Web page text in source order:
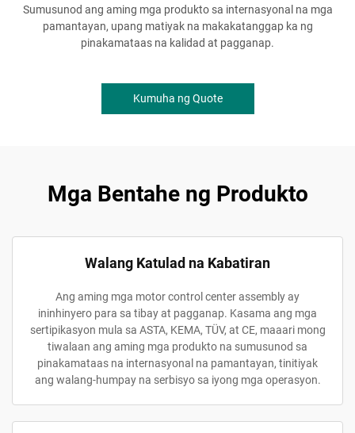
Sumusunod ang aming mga produkto sa internasyonal na mga
pamantayan, upang matiyak na makakatanggap ka ng
pinakamataas na kalidad at pagganap.
Kumuha ng Quote
Mga Bentahe ng Produkto
Walang Katulad na Kabatiran
Ang aming mga motor control center assembly ay
ininhinyero para sa tibay at pagganap. Kasama ang mga
sertipikasyon mula sa ASTA, KEMA, TÜV, at CE, maaari mong
tiwalaan ang aming mga produkto na sumusunod sa
pinakamataas na internasyonal na pamantayan, tinitiyak
ang walang-humpay na serbisyo sa iyong mga operasyon.